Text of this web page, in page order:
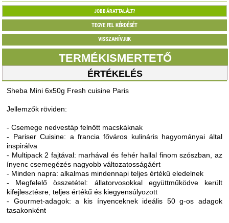
JOBB ÁRAT TALÁLT?
TEGYE FEL KÉRDÉSÉT
VISSZAHÍVJUK
TERMÉKISMERTETŐ
ÉRTÉKELÉS
Sheba Mini 6x50g Fresh cuisine Paris
Jellemzők röviden:
- Csemege nedvestáp felnőtt macskáknak
- Pariser Cuisine: a francia főváros kulináris hagyományai által
inspirálva
- Multipack 2 fajtával: marhával és fehér hallal finom szószban, az
ínyenc csemegézés nagyobb változatosságáért
- Minden napra: alkalmas mindennapi teljes értékű eledelnek
- Megfelelő összetétel: állatorvosokkal együttműködve került
kifejlesztésre, teljes értékű és kiegyensúlyozott
- Gourmet-adagok: a kis ínyenceknek ideális 50 g-os adagok
tasakonként